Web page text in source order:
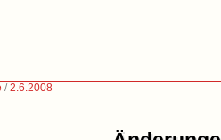
/2.6.2008